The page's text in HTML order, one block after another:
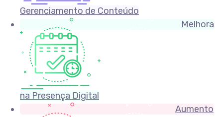
Gerenciamento de Conteúdo
Melhora
na Presença Digital
Aumento